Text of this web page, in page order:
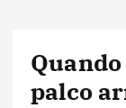
palco